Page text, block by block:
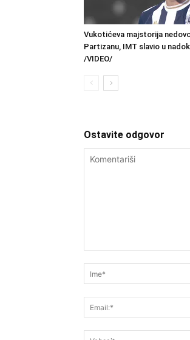
Vukotićeva majstorija
Partizanu, IMT slavio u
/VIDEO/
Ostavite odgovor